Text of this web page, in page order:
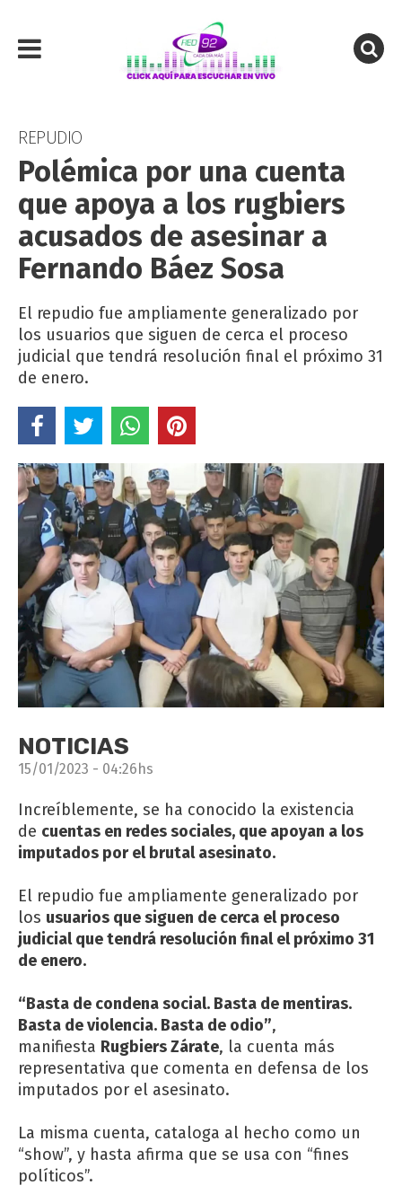
REPUDIO
Polémica por una cuenta
que apoya a los rugbiers
acusados de asesinar a
Fernando Báez Sosa
El repudio fue ampliamente generalizado por
los usuarios que siguen de cerca el proceso
judicial que tendrá resolución final el próximo 31
de enero.
NOTICIAS
15/01/2023 - 04:26hs
Increíblemente, se ha conocido la existencia
de cuentas en redes sociales, que apoyan a los
imputados por el brutal asesinato.
El repudio fue ampliamente generalizado por
los usuarios que siguen de cerca el proceso
judicial que tendrá resolución final el próximo 31
de enero.
“Basta de condena social. Basta de mentiras.
Basta de violencia. Basta de odio”,
manifiesta Rugbiers Zárate, la cuenta más
representativa que comenta en defensa de los
imputados por el asesinato.
La misma cuenta, cataloga al hecho como un
“show”, y hasta afirma que se usa con “fines
políticos”.